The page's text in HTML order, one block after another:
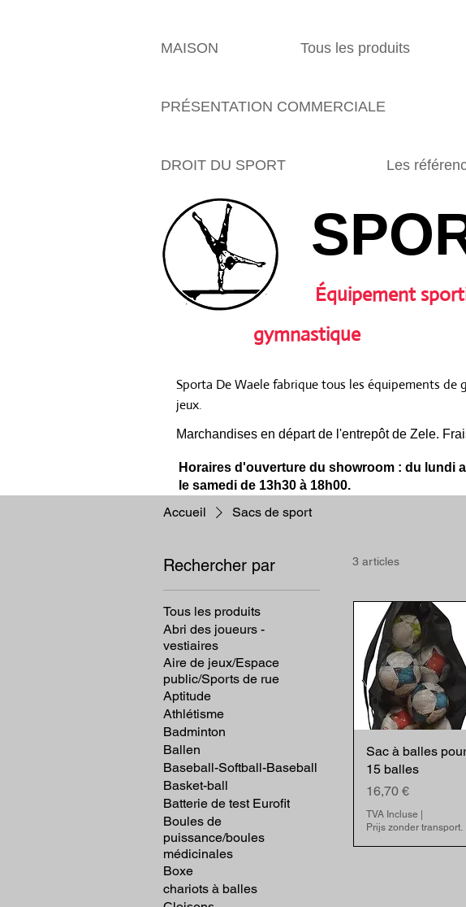
MAISON Tous les produits
PRÉSENTATION COMMERCIALE
DROIT DU SPORT Les
Équipement
gymnastique
Marchandises en départ de l'entrepôt de Zele.
Sporta De Waele fabrique tous les équipements de
jeux.
Horaires d'ouverture du showroom : du lundi
le samedi de 13h30 à 18h00.
Accueil Sacs de sport
Rechercher par
Tous les produits
Abri des joueurs -
vestiaires
Aire de jeux/Espace
public/Sports de rue
Aptitude
Athlétisme
Badminton
Ballen
Baseball-Softball-Baseball
Basket-ball
Batterie de test Eurofit
Boules de
puissance/boules
médicinales
Boxe
chariots à balles
3 articles
Sac à balles
15 balles
Prix
16,70 €
TVA Incluse
Prijs zonder transport.